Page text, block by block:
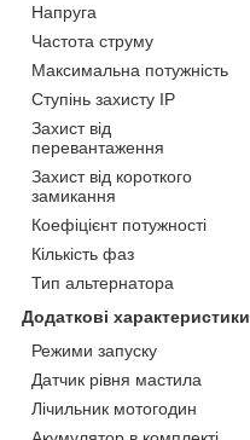
Напруга
Частота струму
Максимальна потужність
Ступінь захисту IP
Захист від
перевантаження
Захист від короткого
замикання
Коефіцієнт потужності
Кількість фаз
Тип альтернатора
Додаткові характеристики
Режими запуску
Датчик рівня мастила
Лічильник мотогодин